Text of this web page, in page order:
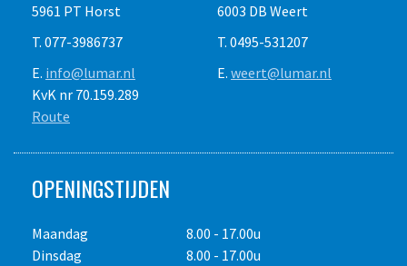
5961 PT Horst
T. 077-3986737
E. info@lumar.nl
6003 DB Weert
T. 0495-531207
E. weert@lumar.nl
KvK nr 70.159.289
Route
OPENINGSTIJDEN
Maandag
Dinsdag
8.00 - 17.00u
8.00 - 17.00u